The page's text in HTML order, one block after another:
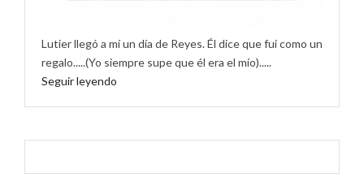
Lutier llegó a mí un día de Reyes. Él dice que fui como un
regalo.....(Yo siempre supe que él era el mío).....
Seguir leyendo